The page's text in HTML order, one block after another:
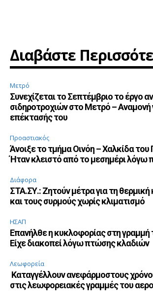
Διαβάστε
Μετρό
Συνεχίζεται το Σεπτέμβριο το έργο
σιδηροτροχιών στο Μετρό – Αναμονή
επέκτασής του
Προαστιακός
Άνοιξε το τμήμα Οινόη – Χαλκίδα
Ήταν κλειστό από το μεσημέρι λόγω
Διάφορα
ΣΤΑ.ΣΥ.: Ζητούν μέτρα για τη
και τους συρμούς χωρίς κλιματισμό
ΗΣΑΠ
Επανήλθε η κυκλοφορίας στη
Είχε διακοπεί λόγω πτώσης κλαδιών
Λεωφορεία
Καταγγέλλουν ανεφάρμοστους
στις λεωφορειακές γραμμές του